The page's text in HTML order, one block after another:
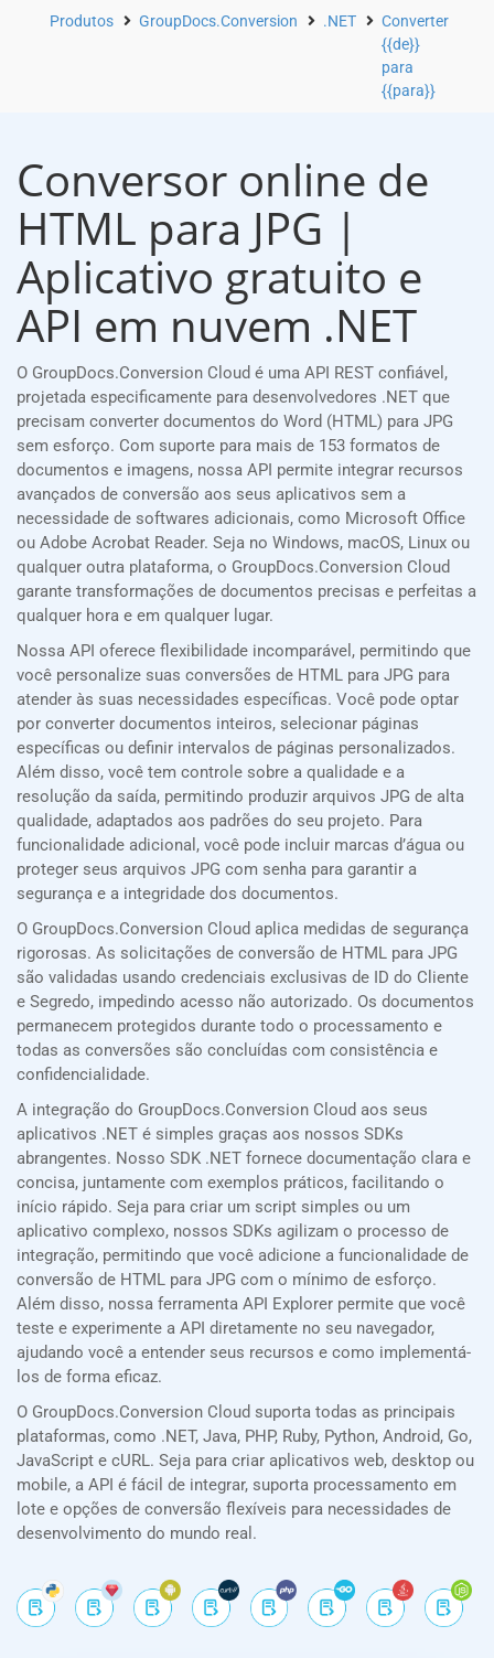
Produtos GroupDocs.Conversion .NET
Converter
{{de}}
para
{{para}}
Conversor online de
HTML para JPG |
Aplicativo gratuito e
API em nuvem .NET
O GroupDocs.Conversion Cloud é uma API REST confiável,
projetada especificamente para desenvolvedores .NET que
precisam converter documentos do Word (HTML) para JPG
sem esforço. Com suporte para mais de 153 formatos de
documentos e imagens, nossa API permite integrar recursos
avançados de conversão aos seus aplicativos sem a
necessidade de softwares adicionais, como Microsoft Office
ou Adobe Acrobat Reader. Seja no Windows, macOS, Linux ou
qualquer outra plataforma, o GroupDocs.Conversion Cloud
garante transformações de documentos precisas e perfeitas a
qualquer hora e em qualquer lugar.
Nossa API oferece flexibilidade incomparável, permitindo que
você personalize suas conversões de HTML para JPG para
atender às suas necessidades específicas. Você pode optar
por converter documentos inteiros, selecionar páginas
específicas ou definir intervalos de páginas personalizados.
Além disso, você tem controle sobre a qualidade e a
resolução da saída, permitindo produzir arquivos JPG de alta
qualidade, adaptados aos padrões do seu projeto. Para
funcionalidade adicional, você pode incluir marcas d’água ou
proteger seus arquivos JPG com senha para garantir a
segurança e a integridade dos documentos.
O GroupDocs.Conversion Cloud aplica medidas de segurança
rigorosas. As solicitações de conversão de HTML para JPG
são validadas usando credenciais exclusivas de ID do Cliente
e Segredo, impedindo acesso não autorizado. Os documentos
permanecem protegidos durante todo o processamento e
todas as conversões são concluídas com consistência e
confidencialidade.
A integração do GroupDocs.Conversion Cloud aos seus
aplicativos .NET é simples graças aos nossos SDKs
abrangentes. Nosso SDK .NET fornece documentação clara e
concisa, juntamente com exemplos práticos, facilitando o
início rápido. Seja para criar um script simples ou um
aplicativo complexo, nossos SDKs agilizam o processo de
integração, permitindo que você adicione a funcionalidade de
conversão de HTML para JPG com o mínimo de esforço.
Além disso, nossa ferramenta API Explorer permite que você
teste e experimente a API diretamente no seu navegador,
ajudando você a entender seus recursos e como implementá-
los de forma eficaz.
O GroupDocs.Conversion Cloud suporta todas as principais
plataformas, como .NET, Java, PHP, Ruby, Python, Android, Go,
JavaScript e cURL. Seja para criar aplicativos web, desktop ou
mobile, a API é fácil de integrar, suporta processamento em
lote e opções de conversão flexíveis para necessidades de
desenvolvimento do mundo real.